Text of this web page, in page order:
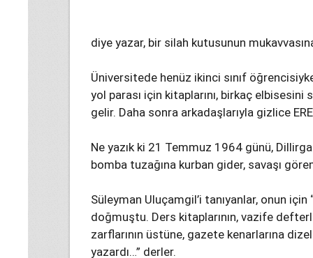
diye yazar, bir silah kutusunun
Üniversitede henüz ikinci sınıf
yol parası için kitaplarını, birkaç elbisesini
gelir. Daha sonra arkadaşlarıyla gizlice
Ne yazık ki 21 Temmuz 1964 günü,
bomba tuzağına kurban gider, savaşı
Süleyman Uluçamgil’i tanıyanlar, onun
doğmuştu. Ders kitaplarının, vazife
zarflarının üstüne, gazete kenarlarına
yazardı…” derler.